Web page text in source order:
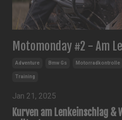
Motomonday #2 - Am
Adventure Bmw Gs Motorradkontrolle
Training
Jan 21, 2025
Kurven am Lenkeinschlag &